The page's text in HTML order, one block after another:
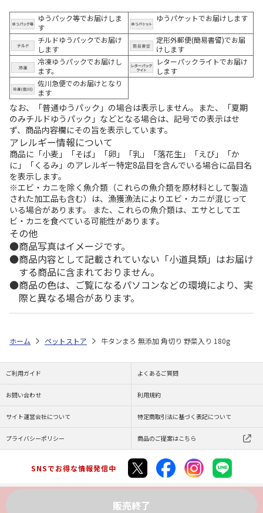
ゆうパック等でお届けしま
す
ゆうパケットでお届けします
チルドゆうパックでお届け
します
定形外郵便(簡易書留)でお届
けします
冷凍ゆうパックでお届けし
ます。
レターパックライトでお届け
します
佐川急便でのお届けとなり
ます
なお、「普通ゆうパック」の場合は表示しません。また、「夏期
のみチルドゆうパック」などとなる場合は、記号での表示はせ
ず、商品内容欄にその旨を表示しています。
アレルギー情報について
商品に「小麦」「そば」「卵」「乳」「落花生」「えび」「か
に」「くるみ」のアレルギー特定8品目を含んでいる場合に品目名
を表示します。
※エビ・カニを除く魚介類（これらの魚介類を原材料として製造
された加工品も含む）は、漁獲漁法によりエビ・カニが混じって
いる場合があります。 また、これらの魚介類は、エサとしてエ
ビ・カニを食べている可能性があります。
その他
商品写真はイメージです。
商品内容として記載されていない「小道具類」はお届け
する商品に含まれておりません。
商品の色は、ご覧になるパソコンなどの環境により、実
際と異なる場合があります。
販売終了
ホーム ペットストア 牛タンまろ 無添加 角切り 野菜入り 180g
ご利用ガイド よくあるご質問
お問い合わせ 利用規約
サイト運営会社について 特定商取引法に基づく表記について
プライバシーポリシー 商品のご提案はこちら
SNSでお得な情報発信中